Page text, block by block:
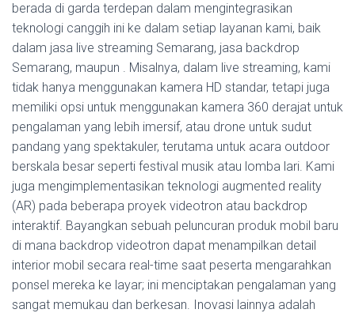
berada di garda terdepan dalam mengintegrasikan
teknologi canggih ini ke dalam setiap layanan kami, baik
dalam jasa live streaming Semarang, jasa backdrop
Semarang, maupun . Misalnya, dalam live streaming, kami
tidak hanya menggunakan kamera HD standar, tetapi juga
memiliki opsi untuk menggunakan kamera 360 derajat untuk
pengalaman yang lebih imersif, atau drone untuk sudut
pandang yang spektakuler, terutama untuk acara outdoor
berskala besar seperti festival musik atau lomba lari. Kami
juga mengimplementasikan teknologi augmented reality
(AR) pada beberapa proyek videotron atau backdrop
interaktif. Bayangkan sebuah peluncuran produk mobil baru
di mana backdrop videotron dapat menampilkan detail
interior mobil secara real-time saat peserta mengarahkan
ponsel mereka ke layar; ini menciptakan pengalaman yang
sangat memukau dan berkesan. Inovasi lainnya adalah